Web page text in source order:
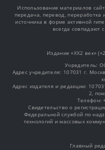
Использование материалов
передача, перевод, переработка
источника в форме активной
всегда совпадают
Издание «XX2 век»
Учредитель:
Адрес учредителя: 107031 г.
Адрес издателя и редакции:
2,
Телефон:
Свидетельство о
Федеральной службой по
технологий и массовых
Главный